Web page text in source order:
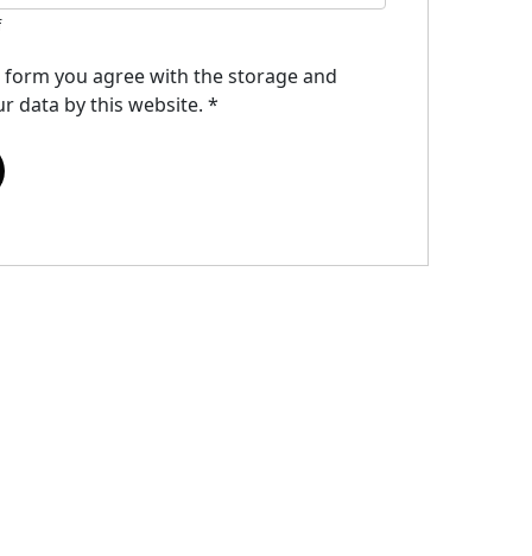
form you agree with the storage and
data by this website. *